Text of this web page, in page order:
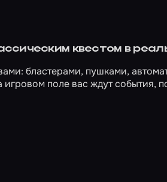
квестом в
бластерами, пушками,
поле вас ждут события,